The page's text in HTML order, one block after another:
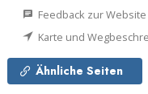
Feedback zur Website
Karte und
Ähnliche Seiten